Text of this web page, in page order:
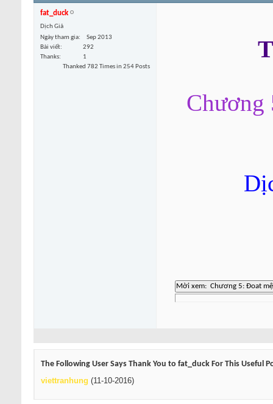
fat_duck
Dịch Giả
Ngày tham gia
Sep 2013
Bài viết
292
Thanks
1
Thanked 782 Times in 254 Posts
Chương
The Following User Says Thank You to fat_duck For This Useful
viettranhung (11-10-2016)